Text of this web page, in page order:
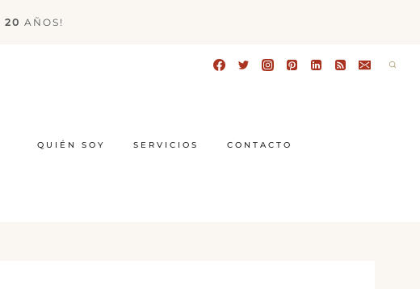
20 AÑOS!
QUIÉN SOY SERVICIOS CONTACTO